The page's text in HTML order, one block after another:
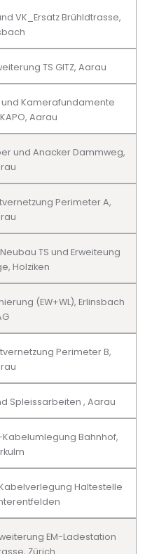
VK_Ersatz Brühldtrasse,
TS GITZ, Aarau
Kamerafundamente
Aarau
und Anacker Dammweg,
Perimeter A,
TS und Erweiteung
Holziken
(EW+WL), Erlinsbach
Perimeter B,
Spleissarbeiten , Aarau
Kabelumlegung Bahnhof,
Haltestelle
EM-Ladestation
Zürich